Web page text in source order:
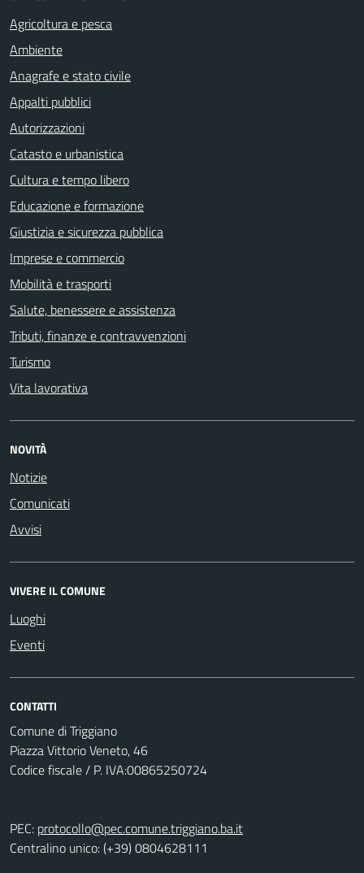
Agricoltura e pesca
Ambiente
Anagrafe e stato civile
Appalti pubblici
Autorizzazioni
Catasto e urbanistica
Cultura e tempo libero
Educazione e formazione
Giustizia e sicurezza pubblica
Imprese e commercio
Mobilità e trasporti
Salute, benessere e assistenza
Tributi, finanze e contravvenzioni
Turismo
Vita lavorativa
NOVITÀ
Notizie
Comunicati
Avvisi
VIVERE IL COMUNE
Luoghi
Eventi
CONTATTI
Comune di Triggiano
Piazza Vittorio Veneto, 46
Codice fiscale / P. IVA:00865250724
PEC: protocollo@pec.comune.triggiano.ba.it
Centralino unico: (+39) 0804628111